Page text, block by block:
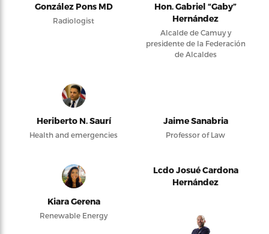
González Pons MD
Radiologist
Hon. Gabriel “Gaby”
Hernández
Alcalde de Camuy y
presidente de la Federación
de Alcaldes
Heriberto N. Saurí
Health and emergencies
Jaime Sanabria
Professor of Law
Kiara Gerena
Renewable Energy
Lcdo Josué Cardona
Hernández